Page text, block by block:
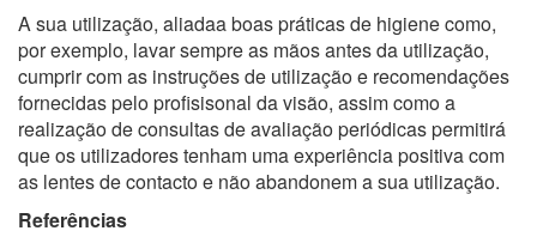
A sua utilização, aliadaa boas práticas de higiene como,
por exemplo, lavar sempre as mãos antes da utilização,
cumprir com as instruções de utilização e recomendações
fornecidas pelo profisisonal da visão, assim como a
realização de consultas de avaliação periódicas permitirá
que os utilizadores tenham uma experiência positiva com
as lentes de contacto e não abandonem a sua utilização.
Referências